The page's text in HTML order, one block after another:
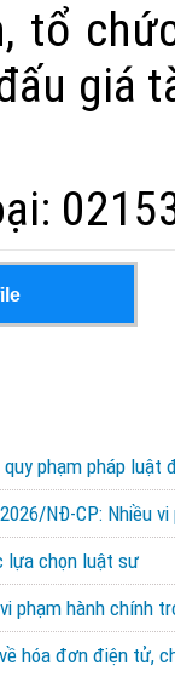
tổ
giá
quy phạm pháp
NĐ-CP: Nhiều
lựa chọn luật sư
phạm hành chính
hóa đơn điện tử,